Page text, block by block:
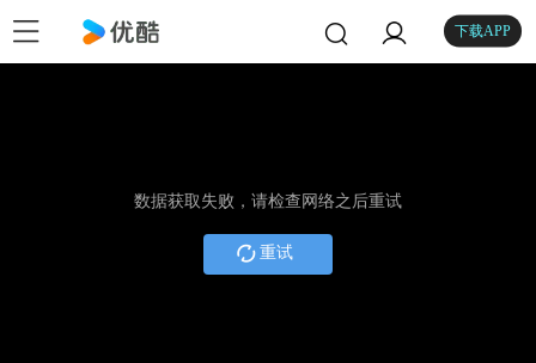
下载APP
数据获取失败，请检查网络之后重试
重试